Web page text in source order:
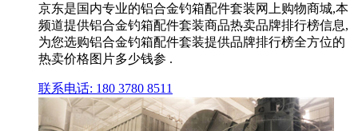
京东是国内专业的铝合金钓箱配件套装网上购物商城,本
频道提供铝合金钓箱配件套装商品热卖品牌排行榜信息,
为您选购铝合金钓箱配件套装提供品牌排行榜全方位的
热卖价格图片多少钱参 .
联系电话: 180 3780 8511